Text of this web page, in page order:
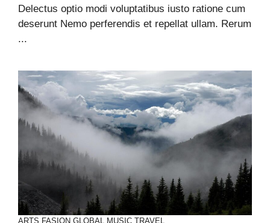
Delectus optio modi voluptatibus iusto ratione cum
deserunt Nemo perferendis et repellat ullam. Rerum
...
ARTS FASION GLOBAL MUSIC TRAVEL